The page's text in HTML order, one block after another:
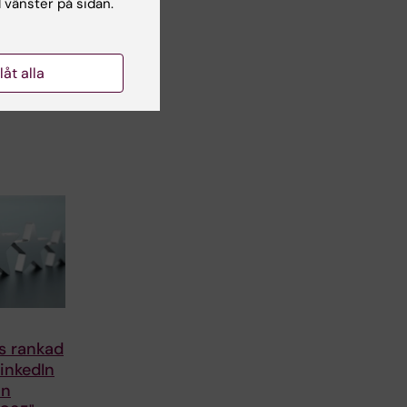
i
rankad
på sidan.
alla